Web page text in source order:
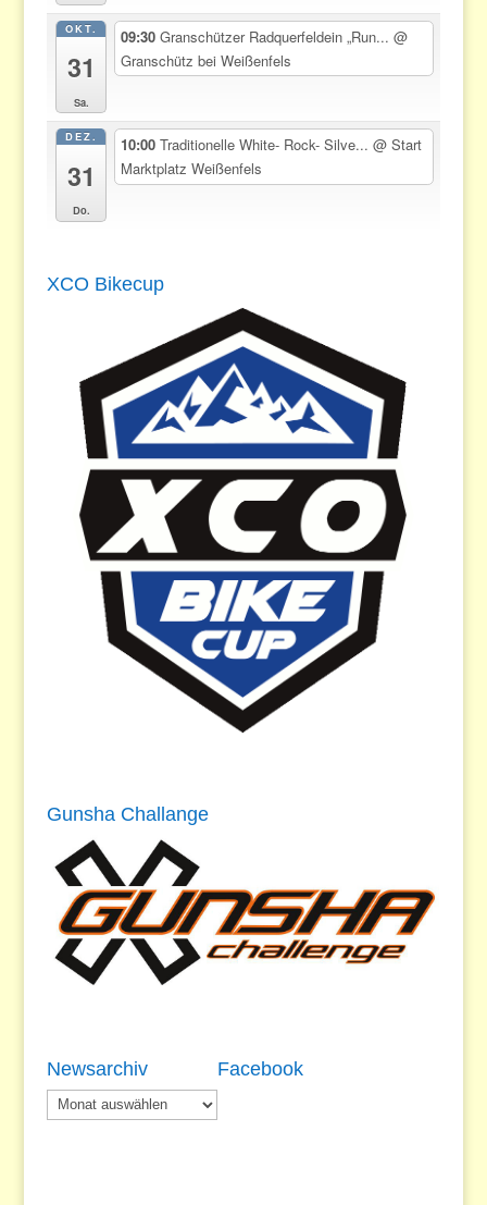
OKT.
31
Sa.
09:30Granschützer Radquerfeldein „Run...@
Granschütz bei Weißenfels
DEZ.
31
Do.
10:00Traditionelle White- Rock- Silve...@ Start
Marktplatz Weißenfels
XCO Bikecup
Gunsha Challange
Newsarchiv
Newsarchiv
Facebook